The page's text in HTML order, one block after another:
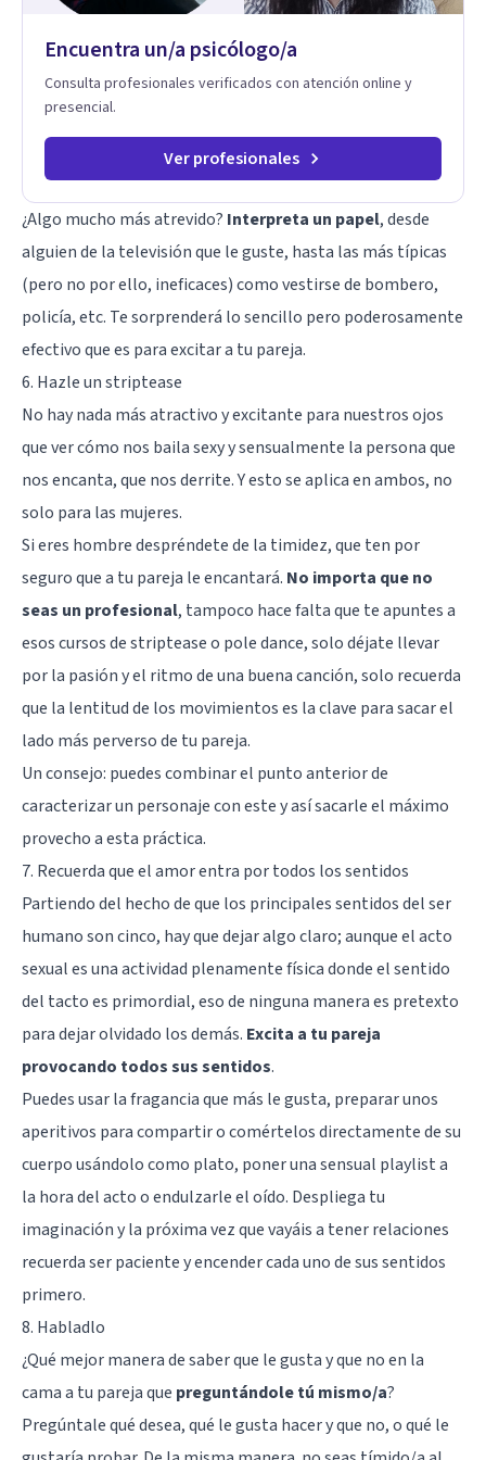
Tratamiento de Traumas y Trastornos de Estrés
a superar experiencias traumáticas y mejorar tu calidad de
vida. Tratamiento de Adicciones.
Encuentra un/a psicólogo/a
Consulta profesionales verificados con atención online y
presencial.
Ver profesionales
¿Algo mucho más atrevido? Interpreta un papel, desde
alguien de la televisión que le guste, hasta las más típicas
(pero no por ello, ineficaces) como vestirse de bombero,
policía, etc. Te sorprenderá lo sencillo pero poderosamente
efectivo que es para excitar a tu pareja.
6. Hazle un striptease
No hay nada más atractivo y excitante para nuestros ojos
que ver cómo nos baila sexy y sensualmente la persona que
nos encanta, que nos derrite. Y esto se aplica en ambos, no
solo para las mujeres.
Si eres hombre despréndete de la timidez, que ten por
seguro que a tu pareja le encantará. No importa que no
seas un profesional, tampoco hace falta que te apuntes a
esos cursos de striptease o pole dance, solo déjate llevar
por la pasión y el ritmo de una buena canción, solo recuerda
que la lentitud de los movimientos es la clave para sacar el
lado más perverso de tu pareja.
Un consejo: puedes combinar el punto anterior de
caracterizar un personaje con este y así sacarle el máximo
provecho a esta práctica.
7. Recuerda que el amor entra por todos los sentidos
Partiendo del hecho de que los principales sentidos del ser
humano son cinco, hay que dejar algo claro; aunque el acto
sexual es una actividad plenamente física donde el sentido
del tacto es primordial, eso de ninguna manera es pretexto
para dejar olvidado los demás. Excita a tu pareja
provocando todos sus sentidos.
Puedes usar la fragancia que más le gusta, preparar unos
aperitivos para compartir o comértelos directamente de su
cuerpo usándolo como plato, poner una sensual playlist a
la hora del acto o endulzarle el oído. Despliega tu
imaginación y la próxima vez que vayáis a tener relaciones
recuerda ser paciente y encender cada uno de sus sentidos
primero.
8. Habladlo
¿Qué mejor manera de saber que le gusta y que no en la
cama a tu pareja que preguntándole tú mismo/a?
Pregúntale qué desea, qué le gusta hacer y que no, o qué le